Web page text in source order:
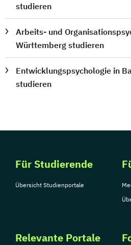
studieren
Arbeits- und
Württemberg studieren
Entwicklungspsychologie in
studieren
Für Studierende
Übersicht Studienportale
Relevante Portale